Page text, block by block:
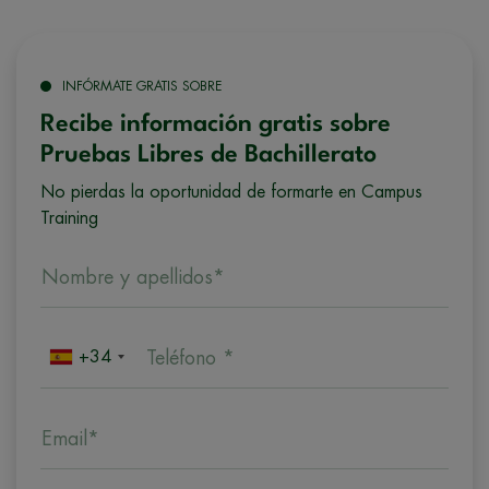
INFÓRMATE GRATIS SOBRE
Recibe información gratis sobre
Pruebas Libres de Bachillerato
No pierdas la oportunidad de formarte en Campus
Training
Nombre y apellidos*
+34 Teléfono *
Email*